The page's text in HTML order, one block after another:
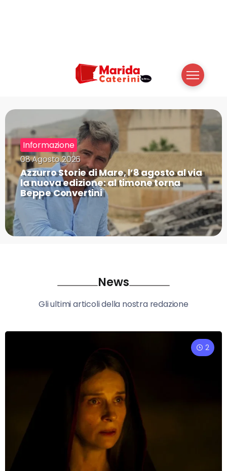
Informazione
08 Agosto 2026
Azzurro Storie di Mare, l’8 agosto al via
la nuova edizione: al timone torna
Beppe Convertini
News
Gli ultimi articoli della nostra redazione
2